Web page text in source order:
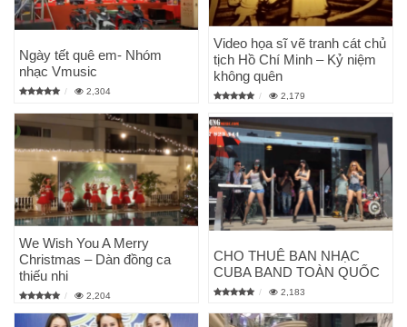
Ngày tết quê em- Nhóm
nhạc Vmusic
2,304
Video họa sĩ vẽ tranh cát chủ
tịch Hồ Chí Minh – Kỷ niệm
không quên
2,179
We Wish You A Merry
Christmas – Dàn đồng ca
thiếu nhi
2,204
CHO THUÊ BAN NHẠC
CUBA BAND TOÀN QUỐC
2,183